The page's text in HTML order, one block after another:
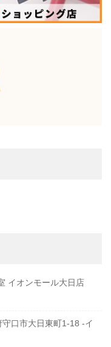
イオンモール大日店
口市大日東町1-18 -イ